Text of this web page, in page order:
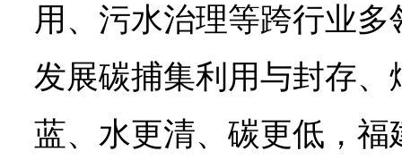
用、污水治理等跨行业
发展碳捕集利用与封存
蓝、水更清、碳更低，